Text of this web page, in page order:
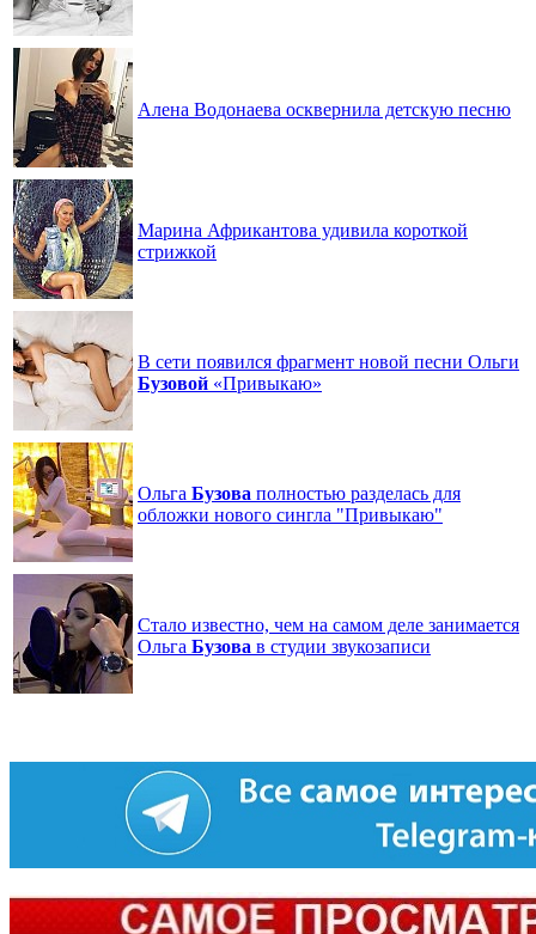
Алена Водонаева осквернила детскую песню
Марина Африкантова удивила короткой
стрижкой
В сети появился фрагмент новой песни Ольги
Бузовой «Привыкаю»
Ольга Бузова полностью разделась для
обложки нового сингла "Привыкаю"
Стало известно, чем на самом деле занимается
Ольга Бузова в студии звукозаписи